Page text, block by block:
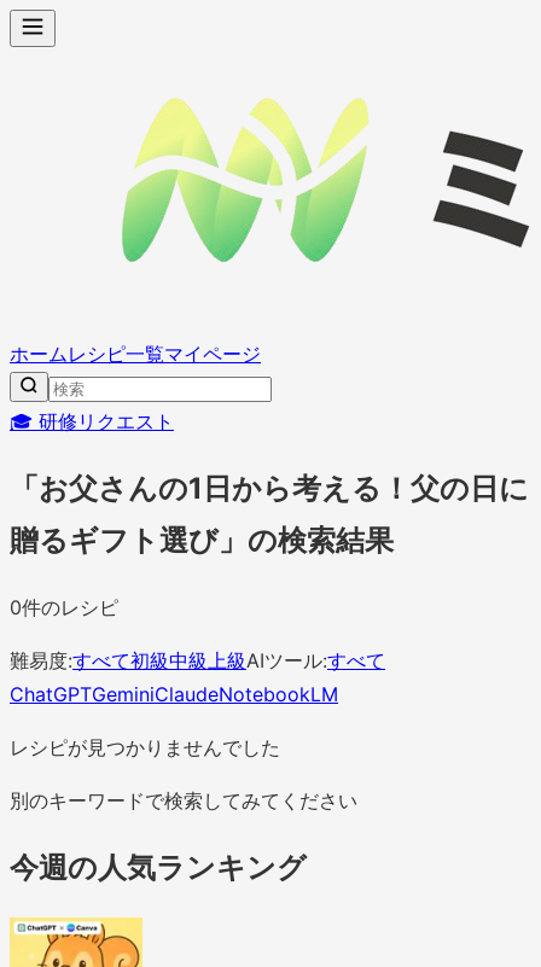
ホームレシピ一覧マイページ
🎓 研修リクエスト
「お父さんの1日から考える！父の日に
贈るギフト選び」の検索結果
0件のレシピ
難易度:すべて初級中級 上級AIツール:すべて
ChatGPTGeminiClaudeNotebookLM
レシピが見つかりませんでした
別のキーワードで検索してみてください
今週の人気ランキング